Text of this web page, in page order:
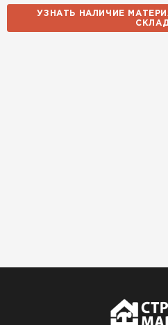
УЗНАТЬ НАЛИЧИЕ